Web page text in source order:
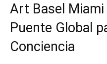
Art Basel Miami
Puente Global
Conciencia